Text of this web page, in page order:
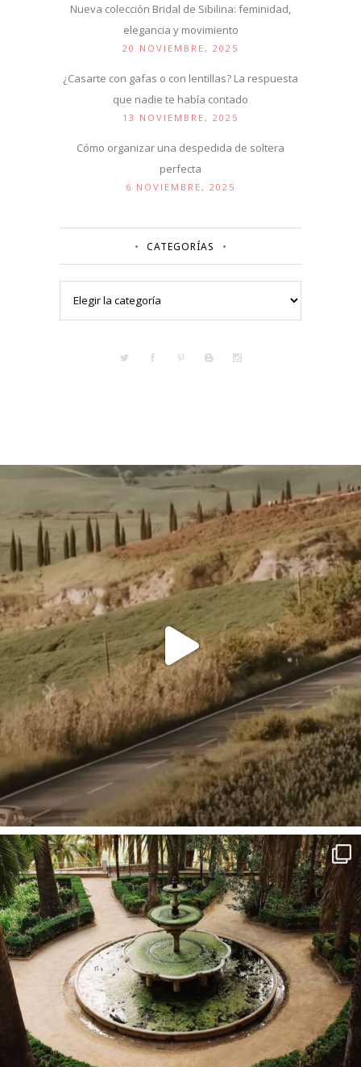
Nueva colección Bridal de Sibilina: feminidad,
elegancia y movimiento
20 NOVIEMBRE, 2025
¿Casarte con gafas o con lentillas? La respuesta
que nadie te había contado
13 NOVIEMBRE, 2025
Cómo organizar una despedida de soltera
perfecta
6 NOVIEMBRE, 2025
CATEGORÍAS